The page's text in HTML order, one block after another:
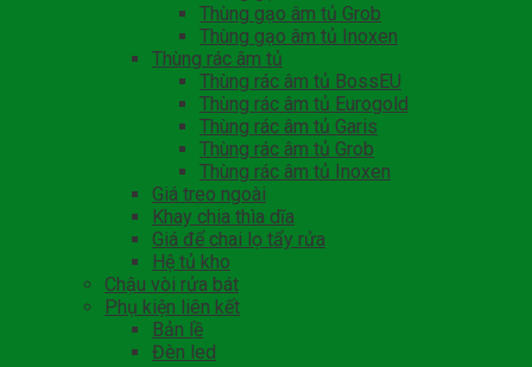
Thùng gạo âm tủ Grob
Thùng gạo âm tủ Inoxen
Thùng rác âm tủ
Thùng rác âm tủ BossEU
Thùng rác âm tủ Eurogold
Thùng rác âm tủ Garis
Thùng rác âm tủ Grob
Thùng rác âm tủ Inoxen
Giá treo ngoài
Khay chia thìa dĩa
Giá để chai lọ tẩy rửa
Hệ tủ kho
Chậu vòi rửa bát
Phụ kiện liên kết
Bản lề
Đèn led